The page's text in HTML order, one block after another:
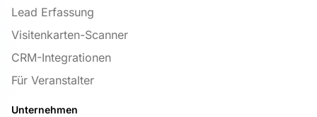
Lead Erfassung
Visitenkarten-Scanner
CRM-Integrationen
Für Veranstalter
Unternehmen